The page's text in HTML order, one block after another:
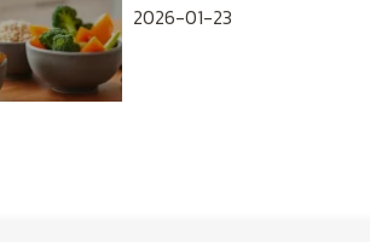
2026-01-23